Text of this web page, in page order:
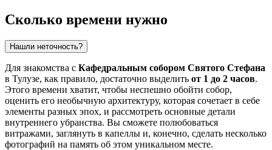
Сколько времени нужно
Нашли неточность?
Для знакомства с Кафедральным собором Святого Стефана
в Тулузе, как правило, достаточно выделить от 1 до 2 часов.
Этого времени хватит, чтобы неспешно обойти собор,
оценить его необычную архитектуру, которая сочетает в себе
элементы разных эпох, и рассмотреть основные детали
внутреннего убранства. Вы сможете полюбоваться
витражами, заглянуть в капеллы и, конечно, сделать несколько
фотографий на память об этом уникальном месте.